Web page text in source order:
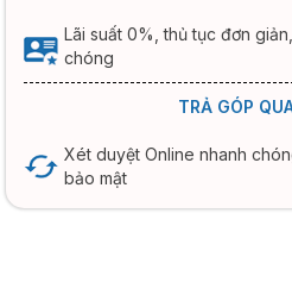
Lãi suất 0%, thủ tục đơn
chóng
TRẢ GÓP
Xét duyệt Online nhanh
bảo mật